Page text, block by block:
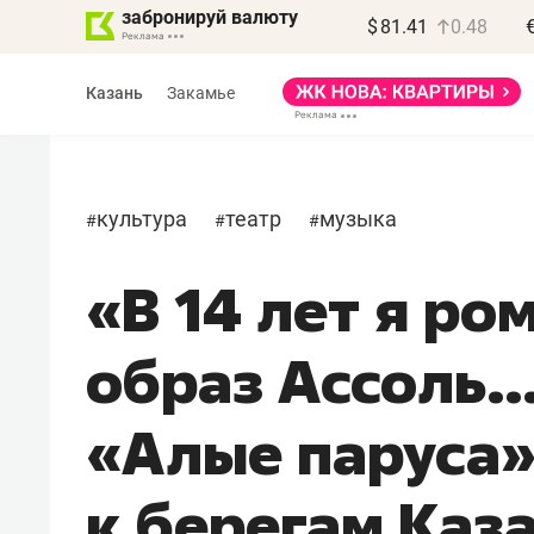
забронируй валюту $ 81.41 0.48
Казань Закамье
#культура #театр #музыка
«В 14 лет я
образ
«Алые
Василь Мазитов
МАРТ
местных
бизнес может
минимум
Роман Ободец
«Готовые решения»
«Мне лучше
чем потерять
репутацию»